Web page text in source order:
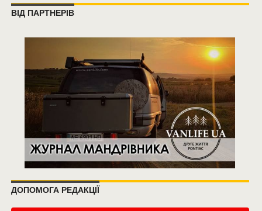
ВІД ПАРТНЕРІВ
ДОПОМОГА РЕДАКЦІЇ